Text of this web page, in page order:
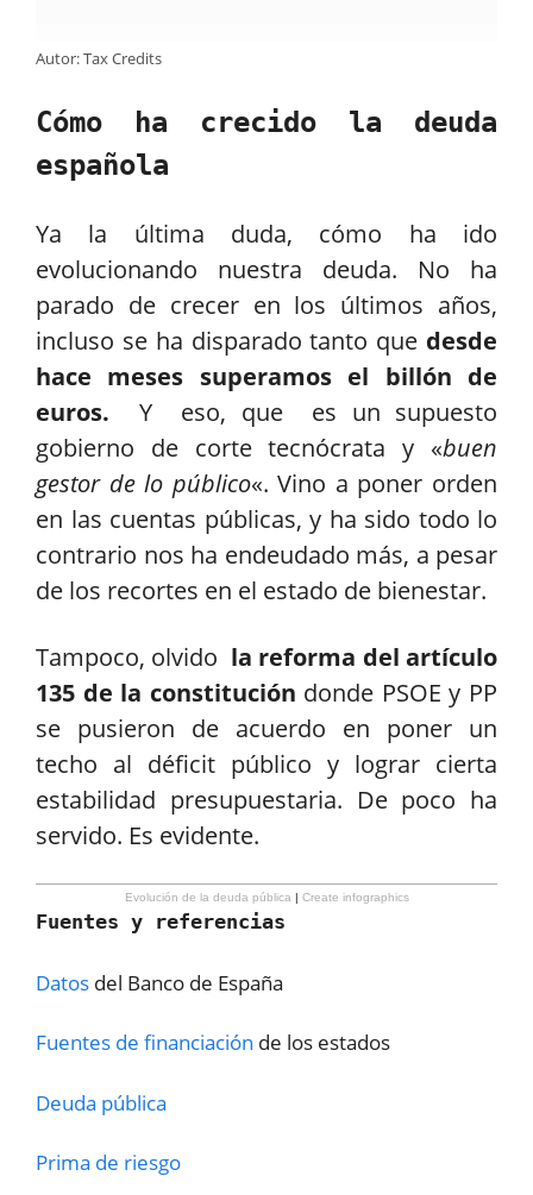
Autor: Tax Credits
Cómo ha crecido la deuda
española
Ya la última duda, cómo ha ido
evolucionando nuestra deuda. No ha
parado de crecer en los últimos años,
incluso se ha disparado tanto que desde
hace meses superamos el billón de
euros. Y
eso, que es un supuesto
gobierno de corte tecnócrata y «buen
gestor de lo público«. Vino a poner orden
en las cuentas públicas, y ha sido todo lo
contrario nos ha endeudado más, a pesar
de los recortes en el estado de bienestar.
Tampoco, olvido la reforma del artículo
135 de la constitución donde PSOE y PP
se pusieron de acuerdo en poner un
techo al déficit público y lograr cierta
estabilidad presupuestaria. De poco ha
servido. Es evidente.
Evolución de la deuda pública| Create infographics
Fuentes y referencias
Datos del Banco de España
Fuentes de financiación de los estados
Deuda pública
Prima de riesgo